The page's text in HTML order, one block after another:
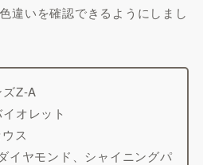
違いを確認できるようにしまし
Z-A
オレット
ス
イヤモンド、シャイニングパ